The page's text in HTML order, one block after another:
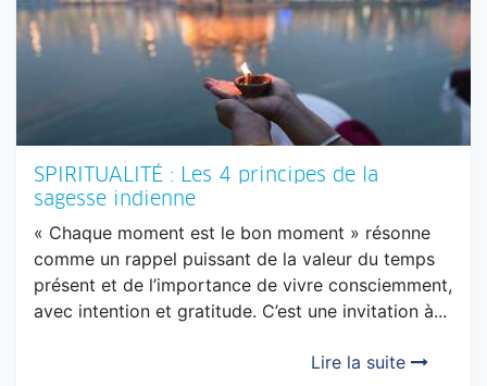
Lire la suite
SPIRITUALITÉ : Les 4 principes de la
« Chaque moment est le bon moment » résonne